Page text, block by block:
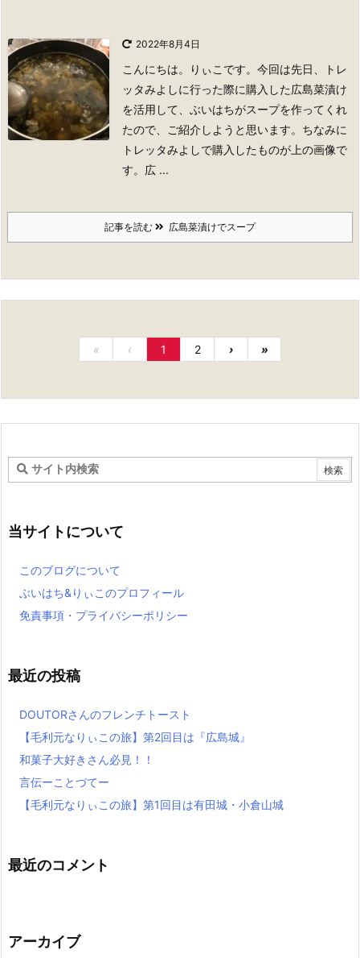
2022年8月4日
こんにちは。りぃこです。 今回は先日、トレ
ッタみよしに行った際に購入した広島菜漬け
を活用して、ぶいはちがスープを作ってくれ
たので、ご紹介しようと思います。 ちなみに
トレッタみよしで購入したものが上の画像で
す。広 ...
記事を読む 広島菜漬けでスープ
« ‹ 1 2 › »
当サイトについて
このブログについて
ぶいはち&りぃこのプロフィール
免責事項・プライバシーポリシー
最近の投稿
DOUTORさんのフレンチトースト
【毛利元なりぃこの旅】第2回目は『広島城』
和菓子大好きさん必見！！
言伝ーことづてー
【毛利元なりぃこの旅】第1回目は有田城・小倉山城
最近のコメント
アーカイブ